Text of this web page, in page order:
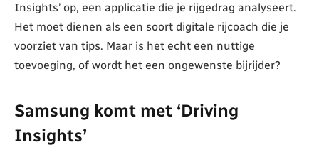
Insights’ op, een applicatie die je rijgedrag analyseert.
Het moet dienen als een soort digitale rijcoach die je
voorziet van tips. Maar is het echt een nuttige
toevoeging, of wordt het een ongewenste bijrijder?
Samsung komt met ‘Driving
Insights’